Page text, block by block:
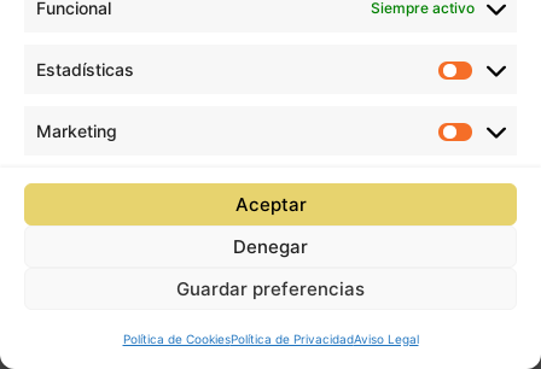
Funcional Siempre activo
Estadísticas
Marketing
Aceptar
Denegar
Guardar preferencias
Política de CookiesPolítica de PrivacidadAviso Legal